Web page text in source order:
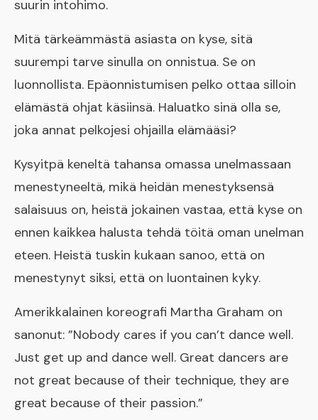
suurin intohimo.
Mitä tärkeämmästä asiasta on kyse, sitä
suurempi tarve sinulla on onnistua. Se on
luonnollista. Epäonnistumisen pelko ottaa silloin
elämästä ohjat käsiinsä. Haluatko sinä olla se,
joka annat pelkojesi ohjailla elämääsi?
Kysyitpä keneltä tahansa omassa unelmassaan
menestyneeltä, mikä heidän menestyksensä
salaisuus on, heistä jokainen vastaa, että kyse on
ennen kaikkea halusta tehdä töitä oman unelman
eteen. Heistä tuskin kukaan sanoo, että on
menestynyt siksi, että on luontainen kyky.
Amerikkalainen koreografi Martha Graham on
sanonut: ”Nobody cares if you can’t dance well.
Just get up and dance well. Great dancers are
not great because of their technique, they are
great because of their passion.”